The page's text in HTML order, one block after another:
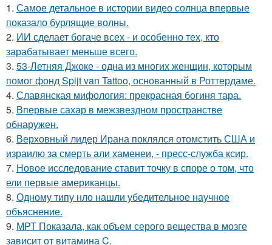
1. Самое детальное в истории видео солнца впервые
показало бурлящие волны.
2. ИИ сделает богаче всех - и особенно тех, кто
зарабатывает меньше всего.
3. 53-Летняя Джоке - одна из многих женщин, которым
помог фонд Spijt van Tattoo, основанный в Роттердаме.
4. Славянская мифология: прекрасная богиня тара.
5. Впервые сахар в межзвездном пространстве
обнаружен.
6. Верховный лидер Ирана поклялся отомстить США и
израилю за смерть али хаменеи, - пресс-служба ксир.
7. Новое исследование ставит точку в споре о том, что
ели первые американцы.
8. Одному типу нло нашли убедительное научное
объяснение.
9. МРТ Показала, как объем серого вещества в мозге
зависит от витамина C.